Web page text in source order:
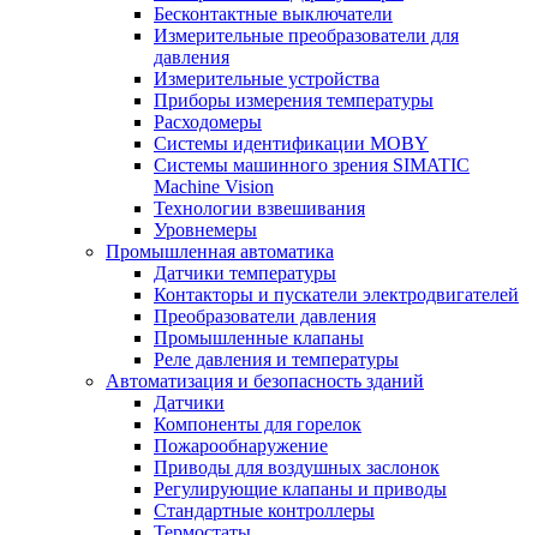
Бесконтактные выключатели
Измерительные преобразователи для
давления
Измерительные устройства
Приборы измерения температуры
Расходомеры
Системы идентификации MOBY
Системы машинного зрения SIMATIC
Machine Vision
Технологии взвешивания
Уровнемеры
Промышленная автоматика
Датчики температуры
Контакторы и пускатели электродвигателей
Преобразователи давления
Промышленные клапаны
Реле давления и температуры
Автоматизация и безопасность зданий
Датчики
Компоненты для горелок
Пожарообнаружение
Приводы для воздушных заслонок
Регулирующие клапаны и приводы
Стандартные контроллеры